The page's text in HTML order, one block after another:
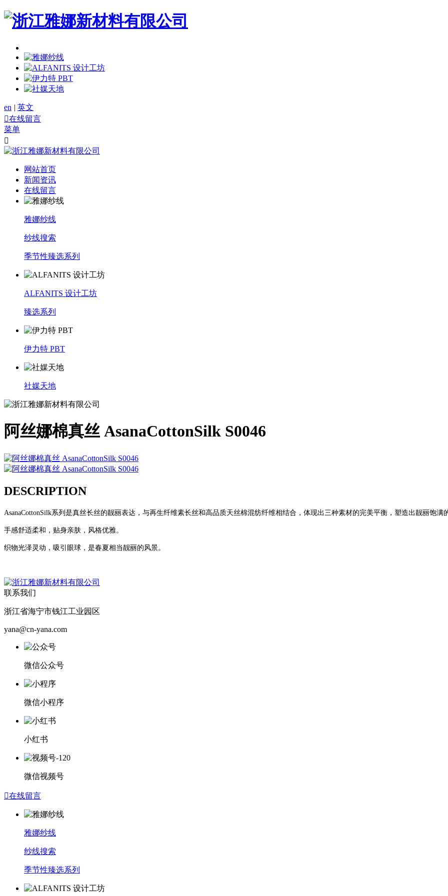
en | 英文
在线留言
菜单

网站首页
新闻资讯
在线留言
雅娜纱线
纱线搜索
季节性臻选系列
ALFANITS 设计工坊
臻选系列
伊力特 PBT
社媒天地
阿丝娜棉真丝 AsanaCottonSilk S0046
DESCRIPTION
AsanaCottonSilk系列是真丝长丝的靓丽表达，与再生纤维素长丝和高品质天丝棉混纺纤维相结合，体现出三种素材的完美平衡，塑造出靓丽饱满
手感舒适柔和，贴身亲肤，风格优雅。
织物光泽灵动，吸引眼球，是春夏相当靓丽的风景。
联系我们
浙江省海宁市钱江工业园区
yana@cn-yana.com
微信公众号
微信小程序
小红书
微信视频号
在线留言
雅娜纱线
纱线搜索
季节性臻选系列